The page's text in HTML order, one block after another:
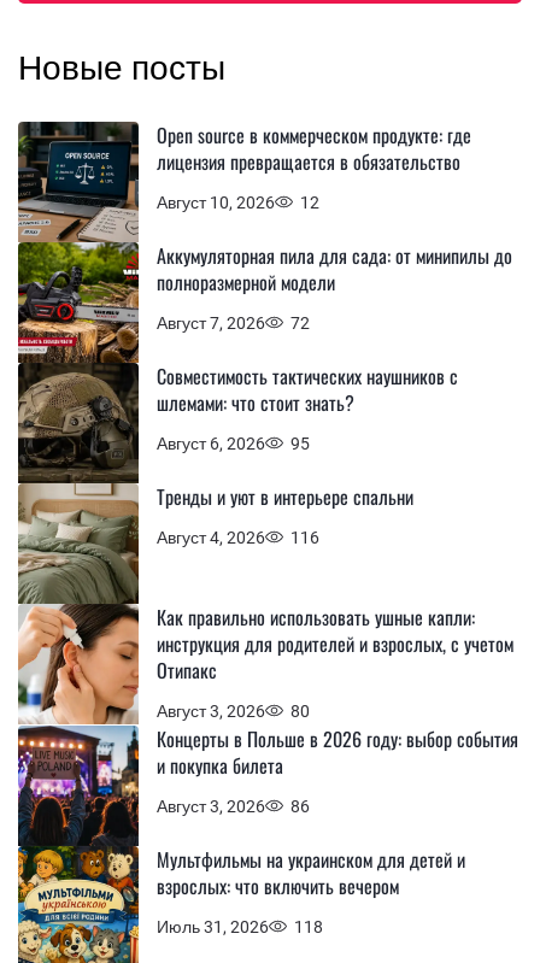
Новые посты
Август 10, 2026 12
Open source в коммерческом продукте: где
лицензия превращается в обязательство
Август 7, 2026 72
Аккумуляторная пила для сада: от минипилы до
полноразмерной модели
Август 6, 2026 95
Совместимость тактических наушников с
шлемами: что стоит знать?
Август 4, 2026 116
Тренды и уют в интерьере спальни
Август 3, 2026 80
Как правильно использовать ушные капли:
инструкция для родителей и взрослых, с учетом
Отипакс
Август 3, 2026 86
Концерты в Польше в 2026 году: выбор события
и покупка билета
Июль 31, 2026 118
Мультфильмы на украинском для детей и
взрослых: что включить вечером